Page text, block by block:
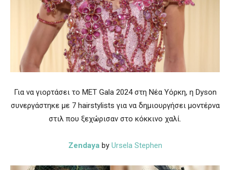
Για να γιορτάσει το MET Gala 2024 στη Νέα Υόρκη, η Dyson
συνεργάστηκε με 7 hairstylists για να δημιουργήσει μοντέρνα
στιλ που ξεχώρισαν στο κόκκινο χαλί.
Zendayaby Ursela Stephen